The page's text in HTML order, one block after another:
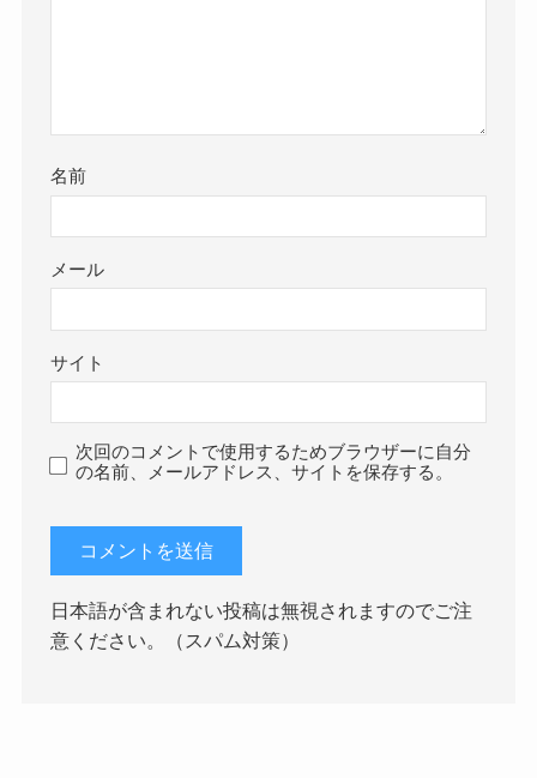
名前
メール
サイト
次回のコメントで使用するためブラウザーに自分
の名前、メールアドレス、サイトを保存する。
日本語が含まれない投稿は無視されますのでご注
意ください。（スパム対策）